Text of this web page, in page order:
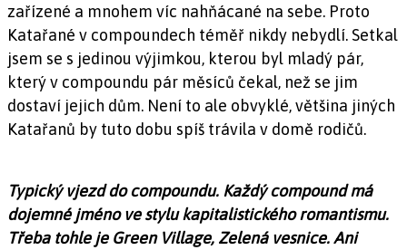
zařízené a mnohem víc nahňácané na sebe. Proto
Katařané v compoundech téměř nikdy nebydlí. Setkal
jsem se s jedinou výjimkou, kterou byl mladý pár,
který v compoundu pár měsíců čekal, než se jim
dostaví jejich dům. Není to ale obvyklé, většina jiných
Katařanů by tuto dobu spíš trávila v domě rodičů.
Typický vjezd do compoundu. Každý compound má
dojemné jméno ve stylu kapitalistického romantismu.
Třeba tohle je Green Village, Zelená vesnice. Ani